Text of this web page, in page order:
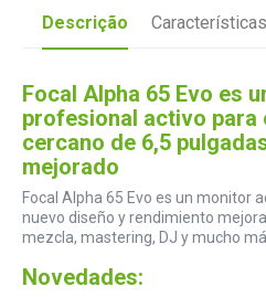
Descrição Características
Focal Alpha 65 Evo es
profesional activo para
cercano de 6,5
mejorado
Focal Alpha 65 Evo es un monitor
nuevo diseño y rendimiento
mezcla, mastering, DJ y mucho
Novedades: